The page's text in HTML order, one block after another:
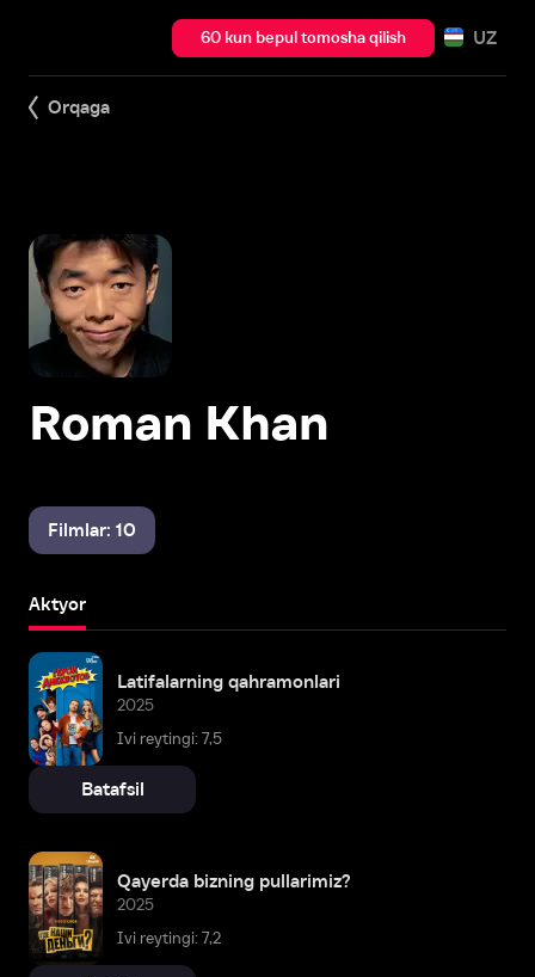
60 kun bepul tomosha qilish UZ
Orqaga
Roman Khan
Filmlar: 10
Aktyor
Latifalarning qahramonlari
2025
Ivi reytingi: 7,5
Batafsil
Qayerda bizning pullarimiz?
2025
Ivi reytingi: 7,2